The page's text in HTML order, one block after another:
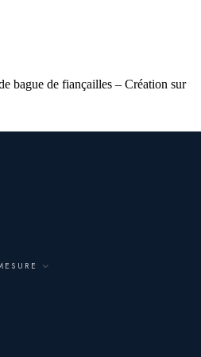
bague de fiançailles – Création sur